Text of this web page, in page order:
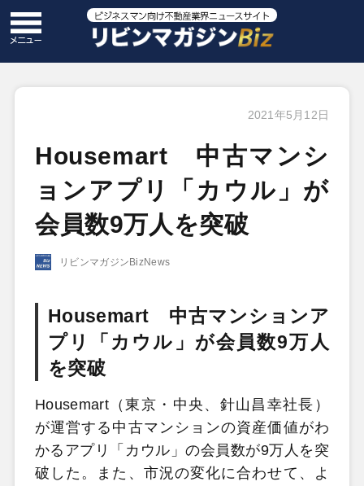
2021年5月12日
Housemart 中古マンシ
ョンアプリ「カウル」が
会員数9万人を突破
リビンマガジンBizNews
Housemart 中古マンションア
プリ「カウル」が会員数9万人
を突破
Housemart（東京・中央、針山昌幸社長）
が運営する中古マンションの資産価値がわ
かるアプリ「カウル」の会員数が9万人を突
破した。また、市況の変化に合わせて、よ